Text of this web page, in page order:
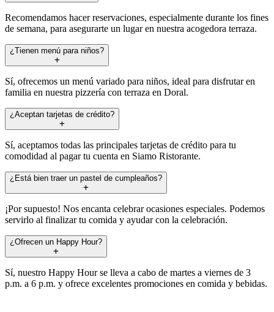
Recomendamos hacer reservaciones, especialmente durante los fines
de semana, para asegurarte un lugar en nuestra acogedora terraza.
¿Tienen menú para niños?
Sí, ofrecemos un menú variado para niños, ideal para disfrutar en
familia en nuestra pizzería con terraza en Doral.
¿Aceptan tarjetas de crédito?
Sí, aceptamos todas las principales tarjetas de crédito para tu
comodidad al pagar tu cuenta en Siamo Ristorante.
¿Está bien traer un pastel de cumpleaños?
¡Por supuesto! Nos encanta celebrar ocasiones especiales. Podemos
servirlo al finalizar tu comida y ayudar con la celebración.
¿Ofrecen un Happy Hour?
Sí, nuestro Happy Hour se lleva a cabo de martes a viernes de 3
p.m. a 6 p.m. y ofrece excelentes promociones en comida y bebidas.